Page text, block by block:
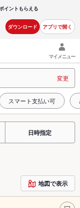
イントもらえる
ダウンロード アプリで開く
マイメニュー
変更
スマート支払い可
日時指定
地図で表示